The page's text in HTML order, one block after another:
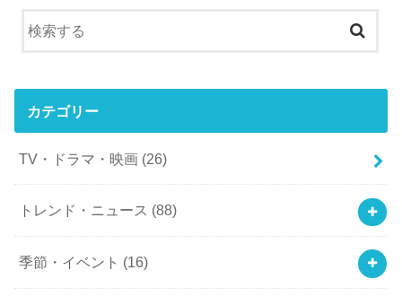
カテゴリー
TV・ドラマ・映画 (26)
トレンド・ニュース (88)
季節・イベント (16)